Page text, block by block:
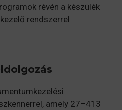
révén a készülék
rendszerrel
amely 27–413